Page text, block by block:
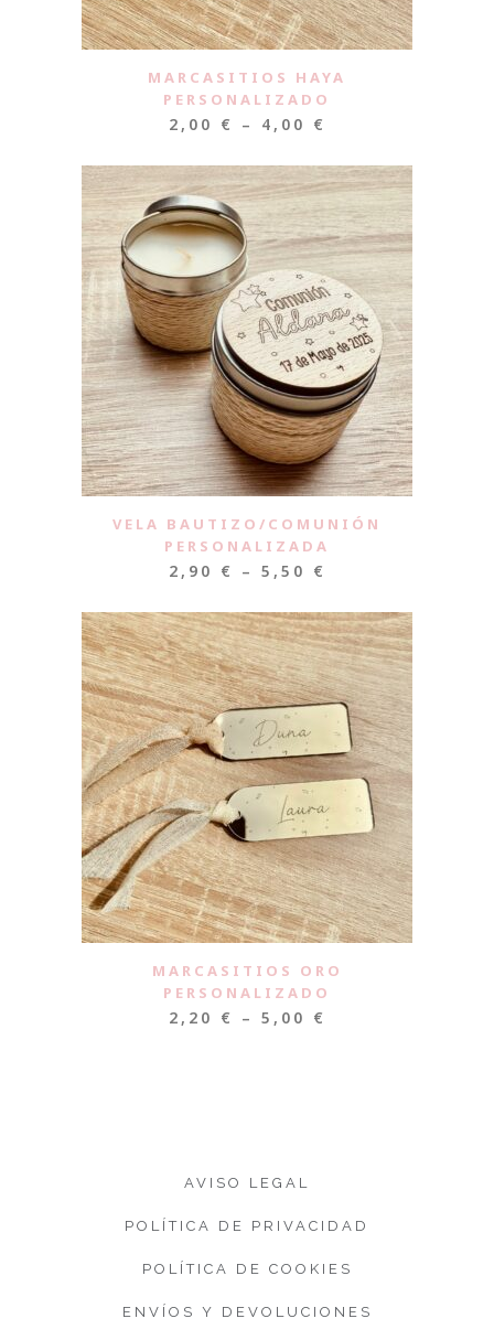
MARCASITIOS HAYA
PERSONALIZADO
2,00 € – 4,00 €
VELA BAUTIZO/COMUNIÓN
PERSONALIZADA
2,90 € – 5,50 €
MARCASITIOS ORO
PERSONALIZADO
2,20 € – 5,00 €
AVISO LEGAL
POLÍTICA DE PRIVACIDAD
POLÍTICA DE COOKIES
ENVÍOS Y DEVOLUCIONES